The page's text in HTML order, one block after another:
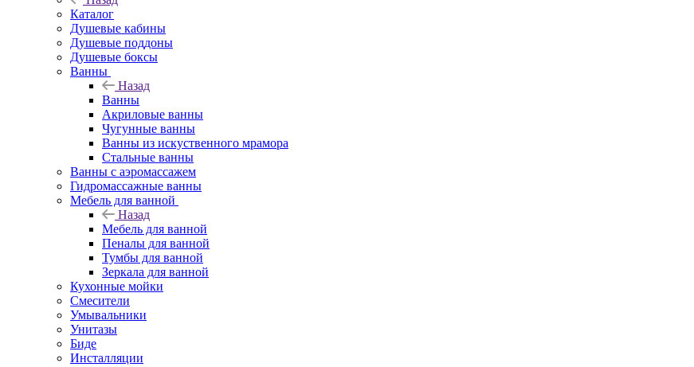
Каталог
Душевые кабины
Душевые поддоны
Душевые боксы
Ванны
Назад
Ванны
Акриловые ванны
Чугунные ванны
Ванны из искуственного мрамора
Стальные ванны
Ванны с аэромассажем
Гидромассажные ванны
Мебель для ванной
Назад
Мебель для ванной
Пеналы для ванной
Тумбы для ванной
Зеркала для ванной
Кухонные мойки
Смесители
Умывальники
Унитазы
Биде
Инсталляции